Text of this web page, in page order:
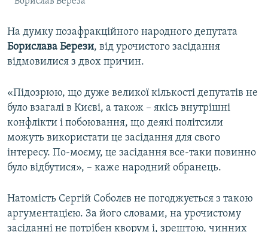
На думку позафракційного народного депутата
Борислава Берези, від урочистого засідання
відмовилися з двох причин.
«Підозрюю, що дуже великої кількості депутатів не
було взагалі в Києві, а також – якісь внутрішні
конфлікти і побоювання, що деякі політсили
можуть використати це засідання для свого
інтересу. По-моєму, це засідання все-таки повинно
було відбутися», – каже народний обранець.
Натомість Сергій Соболєв не погоджується з такою
аргументацією. За його словами, на урочистому
засіданні не потрібен кворум і, зрештою, чинних